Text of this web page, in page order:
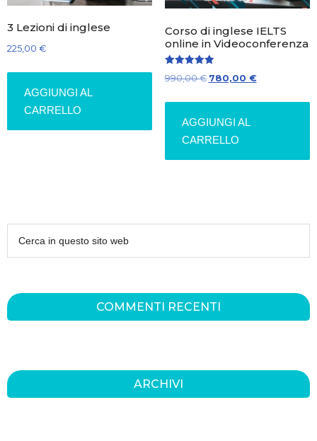
3 Lezioni di inglese
225,00 €
AGGIUNGI AL
CARRELLO
Corso di inglese IELTS
online in Videoconferenza
Valutato
5.00
990,00€ Il780,00 €Il
AGGIUNGI AL
CARRELLO
COMMENTI RECENTI
ARCHIVI